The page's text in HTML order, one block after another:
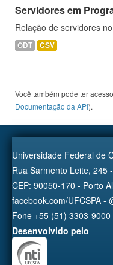
Servidores em
Relação de servidores
ODT CSV
Você também pode ter
Documentação da API).
Universidade Federal de
Rua Sarmento Leite, 245
CEP: 90050-170 - Porto
facebook.com/UFCSPA -
Fone +55 (51) 3303-9000
Desenvolvido pelo